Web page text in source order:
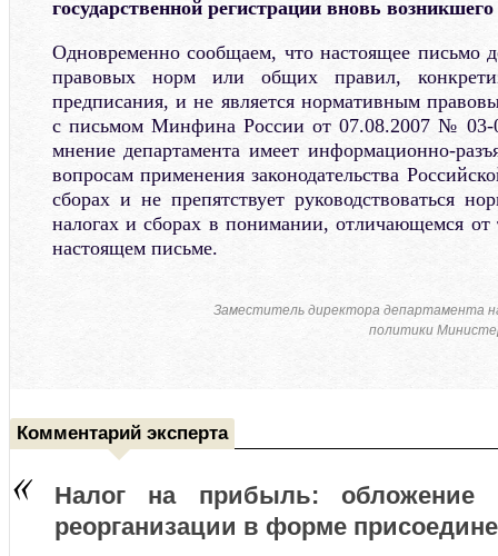
государственной регистрации вновь
Одновременно сообщаем, что настоящее письмо
правовых норм или общих правил,
предписания, и не является нормативным
с письмом Минфина России от 07.08.2007 № 03-
мнение департамента имеет информационно-
вопросам применения законодательства
сборах и не препятствует руководствоваться
налогах и сборах в понимании, отличающемся от
настоящем письме.
Заместитель директора департамента
политики
Комментарий эксперта
Налог на прибыль: обложение
реорганизации в форме